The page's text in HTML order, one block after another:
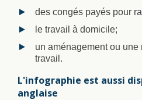
des congés payés pour
le travail à domicile;
un aménagement ou
travail.
L'infographie est aussi
anglaise